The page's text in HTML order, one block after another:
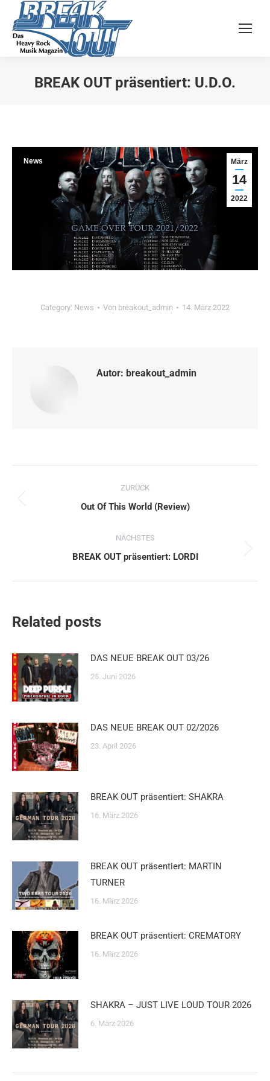
BREAK OUT präsentiert: U.D.O.
März
14
2022
News
Category: News Von breakout_admin 14. März 2022
Autor: breakout_admin
Kommentarnavigation
ZURÜCK
Vorheriger
Out Of This World (Review)
NÄCHSTES
Nächster
BREAK OUT präsentiert: LORDI
Related posts
DAS NEUE BREAK OUT 03/26
25. Juni 2026
DAS NEUE BREAK OUT 02/2026
23. April 2026
BREAK OUT präsentiert: SHAKRA
16. März 2026
BREAK OUT präsentiert: MARTIN
TURNER
16. März 2026
BREAK OUT präsentiert: CREMATORY
16. März 2026
SHAKRA – JUST LIVE LOUD TOUR 2026
6. März 2026